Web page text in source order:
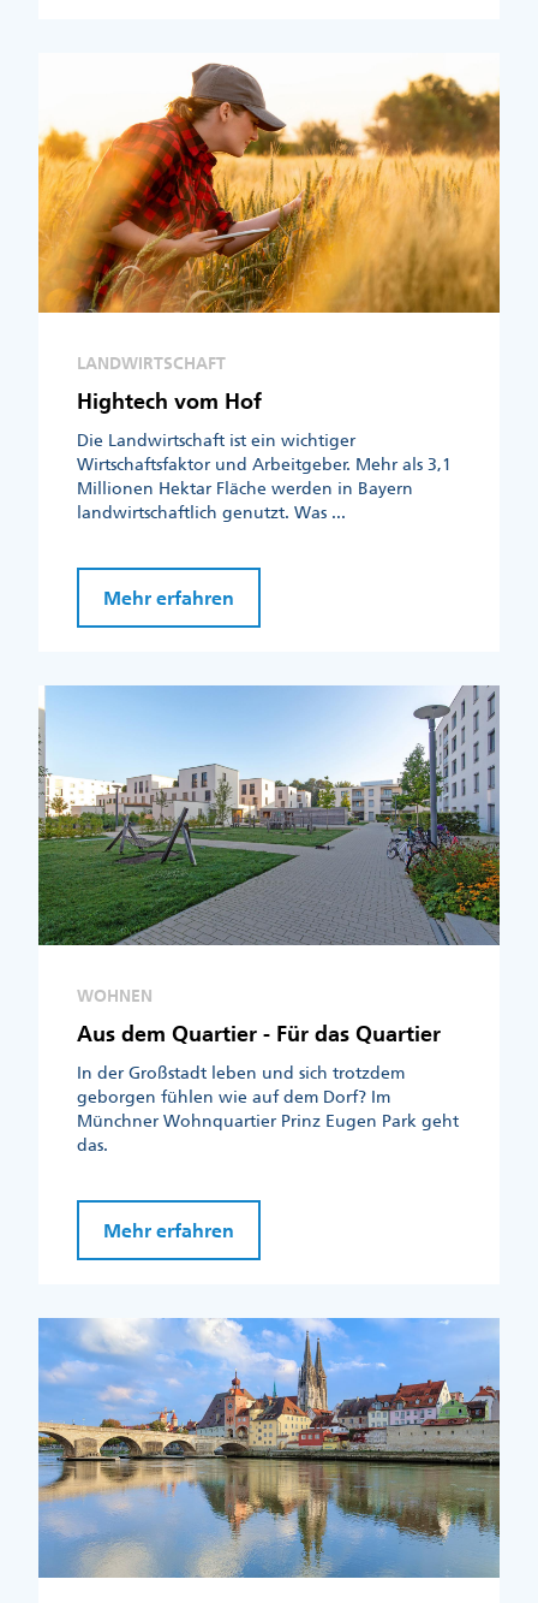
LANDWIRTSCHAFT
Hightech vom Hof
Die Landwirtschaft ist ein wichtiger
Wirtschaftsfaktor und Arbeitgeber. Mehr als 3,1
Millionen Hektar Fläche werden in Bayern
landwirtschaftlich genutzt. Was ...
Mehr erfahren
WOHNEN
Aus dem Quartier - Für das Quartier
In der Großstadt leben und sich trotzdem
geborgen fühlen wie auf dem Dorf? Im
Münchner Wohnquartier Prinz Eugen Park geht
das.
Mehr erfahren